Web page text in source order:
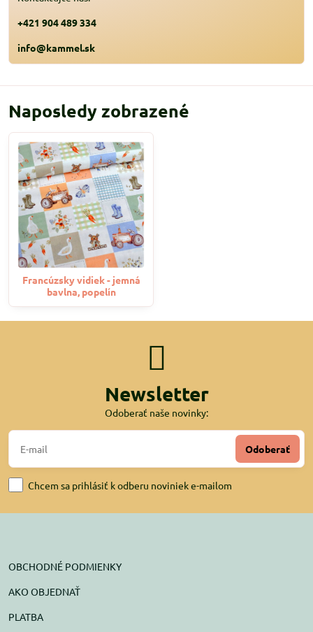
+421 904 489 334
info@kammel.sk
Naposledy zobrazené
Francúzsky vidiek - jemná
bavlna, popelín
Newsletter
Odoberať naše novinky:
Odoberať
Chcem sa prihlásiť k odberu noviniek e-mailom
OBCHODNÉ PODMIENKY
AKO OBJEDNAŤ
PLATBA